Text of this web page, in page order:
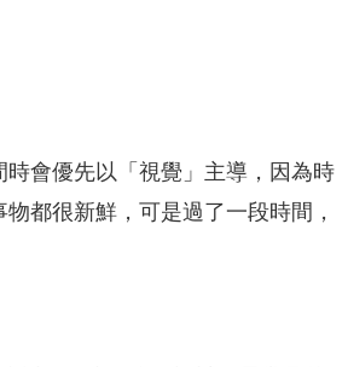
會優先以「視覺」主導，因為時
都很新鮮，可是過了一段時間，